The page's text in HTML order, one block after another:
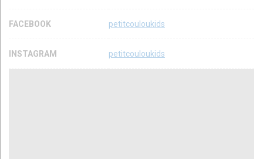
FACEBOOK petitcouloukids
INSTAGRAM petitcouloukids